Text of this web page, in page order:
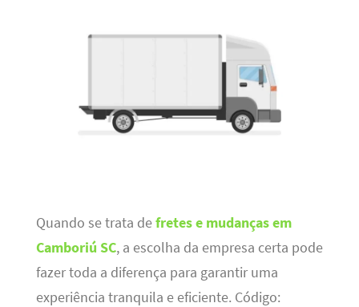
Quando se trata defretes e mudanças em
Camboriú SC, a escolha da empresa certa pode
fazer toda a diferença para garantir uma
experiência tranquila e eficiente. Código: